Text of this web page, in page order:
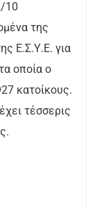
10
της
Ε.Σ.Υ.Ε. για
οποία ο
κατοίκους.
τέσσερις